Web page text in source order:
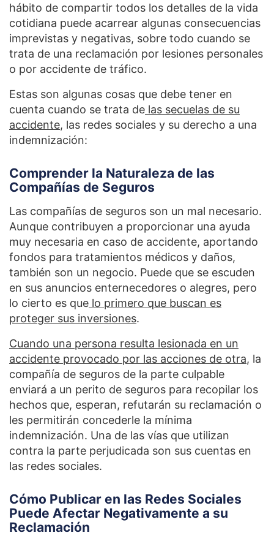
hábito de compartir todos los detalles de la vida
cotidiana puede acarrear algunas consecuencias
imprevistas y negativas, sobre todo cuando se
trata de una reclamación por lesiones personales
o por accidente de tráfico.
Estas son algunas cosas que debe tener en
cuenta cuando se trata de las secuelas de su
accidente, las redes sociales y su derecho a una
indemnización:
Comprender la Naturaleza de las
Compañías de Seguros
Las compañías de seguros son un mal necesario.
Aunque contribuyen a proporcionar una ayuda
muy necesaria en caso de accidente, aportando
fondos para tratamientos médicos y daños,
también son un negocio. Puede que se escuden
en sus anuncios enternecedores o alegres, pero
lo cierto es que lo primero que buscan es
proteger sus inversiones.
Cuando una persona resulta lesionada en un
accidente provocado por las acciones de otra, la
compañía de seguros de la parte culpable
enviará a un perito de seguros para recopilar los
hechos que, esperan, refutarán su reclamación o
les permitirán concederle la mínima
indemnización. Una de las vías que utilizan
contra la parte perjudicada son sus cuentas en
las redes sociales.
Cómo Publicar en las Redes Sociales
Puede Afectar Negativamente a su
Reclamación